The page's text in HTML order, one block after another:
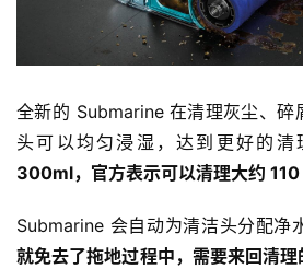
全新的 Submarine 在清理灰尘、碎
头可以均匀浸湿，达到更好的清
300ml，官方表示可以清理大约 110
Submarine 会自动为清洁头分配净
就免去了拖地过程中，需要来回清理